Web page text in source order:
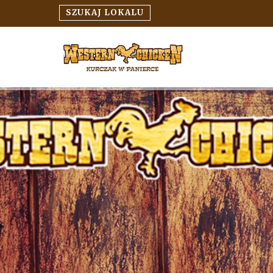
SZUKAJ LOKALU